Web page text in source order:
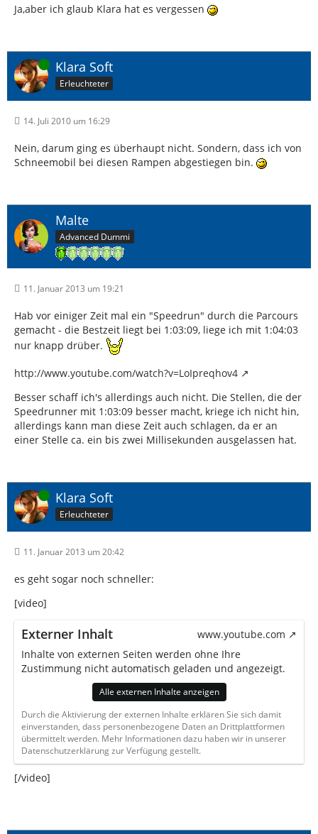
Ja,aber ich glaub Klara hat es vergessen
Online Klara Soft
Erleuchteter
14. Juli 2010 um 16:29
Nein, darum ging es überhaupt nicht. Sondern, dass ich von
Schneemobil bei diesen Rampen abgestiegen bin.
Malte
Advanced Dummi
11. Januar 2013 um 19:21
Hab vor einiger Zeit mal ein "Speedrun" durch die Parcours
gemacht - die Bestzeit liegt bei 1:03:09, liege ich mit 1:04:03
nur knapp drüber.
http://www.youtube.com/watch?v=LoIpreqhov4
Besser schaff ich's allerdings auch nicht. Die Stellen, die der
Speedrunner mit 1:03:09 besser macht, kriege ich nicht hin,
allerdings kann man diese Zeit auch schlagen, da er an
einer Stelle ca. ein bis zwei Millisekunden ausgelassen hat.
Online Klara Soft
Erleuchteter
11. Januar 2013 um 20:42
es geht sogar noch schneller:
[video]
Externer Inhalt
www.youtube.com
Inhalte von externen Seiten werden ohne Ihre
Zustimmung nicht automatisch geladen und angezeigt.
Alle externen Inhalte anzeigen
Durch die Aktivierung der externen Inhalte erklären Sie sich damit
einverstanden, dass personenbezogene Daten an Drittplattformen
übermittelt werden. Mehr Informationen dazu haben wir in unserer
Datenschutzerklärung zur Verfügung gestellt.
[/video]